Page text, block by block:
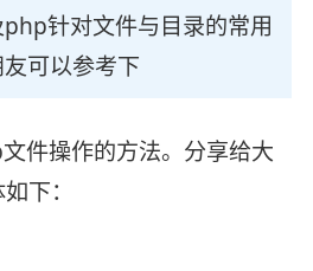
针对文件与目录的常用
可以参考下
件操作的方法。分享给大
下：